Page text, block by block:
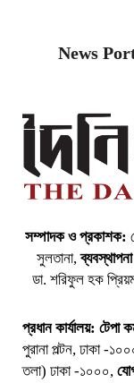
News
সম্পাদক ও প্রকাশক:
সুলতানা,
ডা. শরিফুল হক
প্রধান কার্যালয়: টেপা
পুরানা পল্টন, ঢাকা -
তলা) ঢাকা -১০০০,